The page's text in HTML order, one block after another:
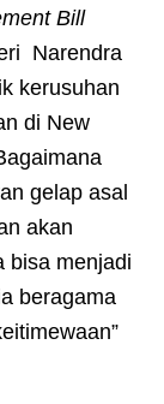
Bill
Narendra
kerusuhan
di New
gelap asal
akan
bisa menjadi
beragama